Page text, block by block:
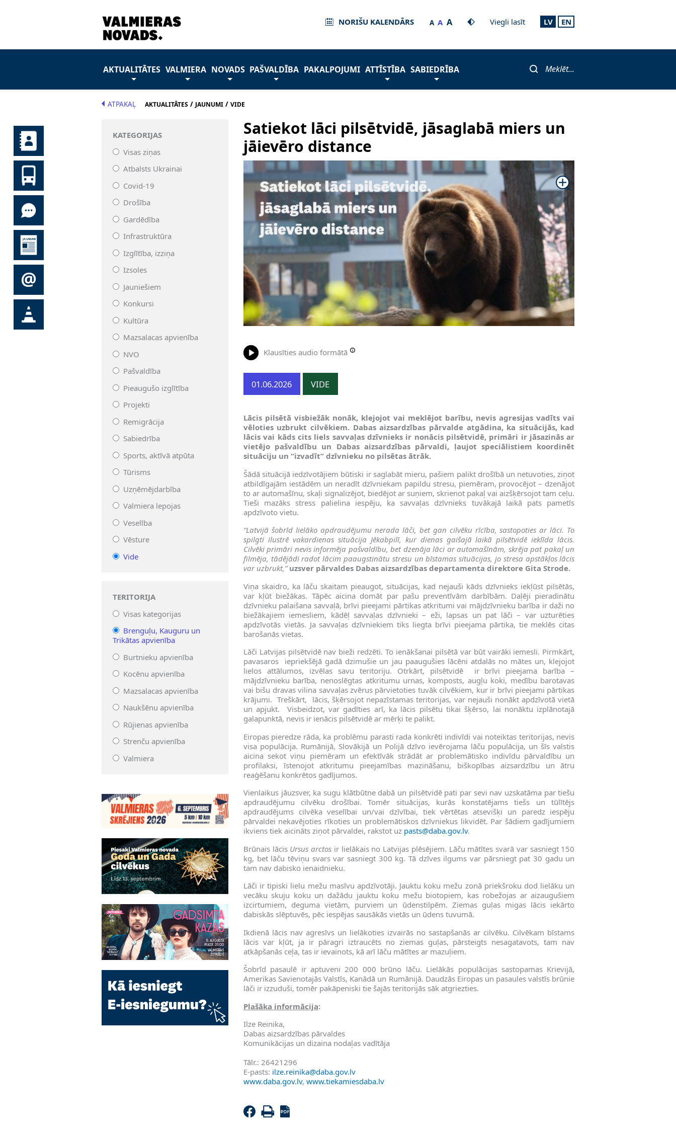
NORIŠU KALENDĀRS A A A Viegli lasīt LV EN
AKTUALITĀTES VALMIERA NOVADS PAŠVALDĪBA PAKALPOJUMI ATTĪSTĪBA SABIEDRĪBA Meklēt...
ATPAKAĻ AKTUALITĀTES/ JAUNUMI/ VIDE
KATEGORIJAS
Visas ziņas
Atbalsts Ukrainai
Covid-19
Drošība
Gardēdība
Infrastruktūra
Izglītība, izziņa
Izsoles
Jauniešiem
Konkursi
Kultūra
Mazsalacas apvienība
NVO
Pašvaldība
Pieaugušo izglītība
Projekti
Remigrācija
Sabiedrība
Sports, aktīvā atpūta
Tūrisms
Uzņēmējdarbība
Valmiera lepojas
Veselība
Vēsture
Vide
TERITORIJA
Visas kategorijas
Brenguļu, Kauguru un
Trikātas apvienība
Burtnieku apvienība
Kocēnu apvienība
Mazsalacas apvienība
Naukšēnu apvienība
Rūjienas apvienība
Strenču apvienība
Valmiera
Satiekot lāci pilsētvidē, jāsaglabā miers un
jāievēro distance
Klausīties audio formātā
01.06.2026 VIDE
Lācis pilsētā visbiežāk nonāk, klejojot vai meklējot barību, nevis agresijas vadīts vai
vēloties uzbrukt cilvēkiem. Dabas aizsardzības pārvalde atgādina, ka situācijās, kad
lācis vai kāds cits liels savvaļas dzīvnieks ir nonācis pilsētvidē, primāri ir jāsazinās ar
vietējo pašvaldību un Dabas aizsardzības pārvaldi, ļaujot speciālistiem koordinēt
situāciju un “izvadīt” dzīvnieku no pilsētas ātrāk.
Šādā situācijā iedzīvotājiem būtiski ir saglabāt mieru, pašiem palikt drošībā un netuvoties, ziņot
atbildīgajām iestādēm un neradīt dzīvniekam papildu stresu, piemēram, provocējot – dzenājot
to ar automašīnu, skaļi signalizējot, biedējot ar suņiem, skrienot pakaļ vai aizšķērsojot tam ceļu.
Tieši mazāks stress palielina iespēju, ka savvaļas dzīvnieks tuvākajā laikā pats pametīs
apdzīvoto vietu.
“Latvijā šobrīd lielāko apdraudējumu nerada lāči, bet gan cilvēku rīcība, sastopoties ar lāci. To
spilgti ilustrē vakardienas situācija Jēkabpilī, kur dienas gaišajā laikā pilsētvidē ieklīda lācis.
Cilvēki primāri nevis informēja pašvaldību, bet dzenāja lāci ar automašīnām, skrēja pat pakaļ un
filmēja, tādējādi radot lācim paaugstinātu stresu un bīstamas situācijas, jo stresa apstākļos lācis
var uzbrukt,”uzsver pārvaldes Dabas aizsardzības departamenta direktore Gita Strode.
Viņa skaidro, ka lāču skaitam pieaugot, situācijas, kad nejauši kāds dzīvnieks iekļūst pilsētās,
var kļūt biežākas. Tāpēc aicina domāt par pašu preventīvām darbībām. Daļēji pieradinātu
dzīvnieku palaišana savvaļā, brīvi pieejami pārtikas atkritumi vai mājdzīvnieku barība ir daži no
biežākajiem iemesliem, kādēļ savvaļas dzīvnieki – eži, lapsas un pat lāči – var uzturēties
apdzīvotās vietās. Ja savvaļas dzīvniekiem tiks liegta brīvi pieejama pārtika, tie meklēs citas
barošanās vietas.
Lāči Latvijas pilsētvidē nav bieži redzēti. To ienākšanai pilsētā var būt vairāki iemesli. Pirmkārt,
pavasaros iepriekšējā gadā dzimušie un jau paaugušies lācēni atdalās no mātes un, klejojot
lielos attālumos, izvēlas savu teritoriju. Otrkārt, pilsētvidē ir brīvi pieejama barība –
mājdzīvnieku barība, nenoslēgtas atkritumu urnas, komposts, augļu koki, medību barotavas
vai bišu dravas vilina savvaļas zvērus pārvietoties tuvāk cilvēkiem, kur ir brīvi pieejami pārtikas
krājumi. Treškārt, lācis, šķērsojot nepazīstamas teritorijas, var nejauši nonākt apdzīvotā vietā
un apjukt. Visbeidzot, var gadīties arī, ka lācis pilsētu tikai šķērso, lai nonāktu izplānotajā
galapunktā, nevis ir ienācis pilsētvidē ar mērķi te palikt.
Eiropas pieredze rāda, ka problēmu parasti rada konkrēti indivīdi vai noteiktas teritorijas, nevis
visa populācija. Rumānijā, Slovākijā un Polijā dzīvo ievērojama lāču populācija, un šīs valstis
aicina sekot viņu piemēram un efektīvāk strādāt ar problemātisko indivīdu pārvaldību un
profilaksi, īstenojot atkritumu pieejamības mazināšanu, biškopības aizsardzību un ātru
reaģēšanu konkrētos gadījumos.
Vienlaikus jāuzsver, ka sugu klātbūtne dabā un pilsētvidē pati par sevi nav uzskatāma par tiešu
apdraudējumu cilvēku drošībai. Tomēr situācijas, kurās konstatējams tiešs un tūlītējs
apdraudējums cilvēka veselībai un/vai dzīvībai, tiek vērtētas atsevišķi un paredz iespēju
pārvaldei nekavējoties rīkoties un problemātiskos dzīvniekus likvidēt. Par šādiem gadījumiem
ikviens tiek aicināts ziņot pārvaldei, rakstot uz pasts@daba.gov.lv.
Brūnais lācis Ursus arctos ir lielākais no Latvijas plēsējiem. Lāču mātītes svarā var sasniegt 150
kg, bet lāču tēviņu svars var sasniegt 300 kg. Tā dzīves ilgums var pārsniegt pat 30 gadu un
tam nav dabisko ienaidnieku.
Lāči ir tipiski lielu mežu masīvu apdzīvotāji. Jauktu koku mežu zonā priekšroku dod lielāku un
vecāku skuju koku un dažādu jauktu koku mežu biotopiem, kas robežojas ar aizaugušiem
izcirtumiem, deguma vietām, purviem un ūdenstilpēm. Ziemas guļas migas lācis iekārto
dabiskās slēptuvēs, pēc iespējas sausākās vietās un ūdens tuvumā.
Ikdienā lācis nav agresīvs un lielākoties izvairās no sastapšanās ar cilvēku. Cilvēkam bīstams
lācis var kļūt, ja ir pāragri iztraucēts no ziemas guļas, pārsteigts nesagatavots, tam nav
atkāpšanās ceļa, tas ir ievainots, kā arī lāču mātītes ar mazuļiem.
Šobrīd pasaulē ir aptuveni 200 000 brūno lāču. Lielākās populācijas sastopamas Krievijā,
Amerikas Savienotajās Valstīs, Kanādā un Rumānijā. Daudzās Eiropas un pasaules valstīs brūnie
lāči ir izzuduši, tomēr pakāpeniski tie šajās teritorijās sāk atgriezties.
Plašāka informācija:
Ilze Reinika,
Dabas aizsardzības pārvaldes
Komunikācijas un dizaina nodaļas vadītāja
Tālr.: 26421296
E-pasts: ilze.reinika@daba.gov.lv
www.daba.gov.lv, www.tiekamiesdaba.lv